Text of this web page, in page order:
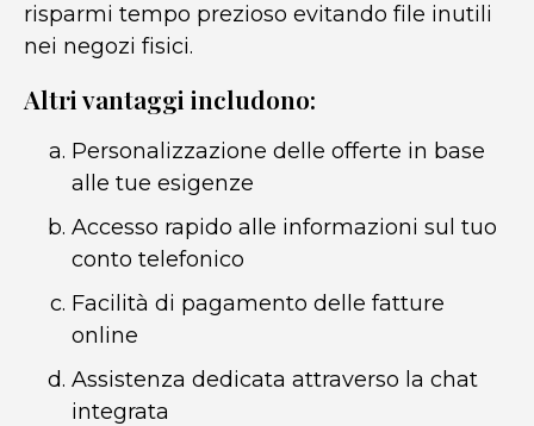
risparmi tempo prezioso evitando file inutili
nei negozi fisici.
Altri vantaggi includono:
Personalizzazione delle offerte in base
alle tue esigenze
Accesso rapido alle informazioni sul tuo
conto telefonico
Facilità di pagamento delle fatture
online
Assistenza dedicata attraverso la chat
integrata